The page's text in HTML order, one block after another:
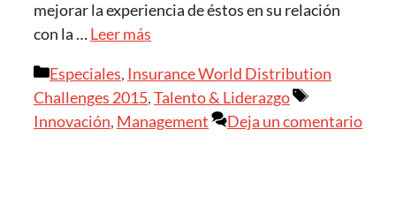
mejorar la experiencia de éstos en su relación
con la …Leer más
Categorías
Especiales, Insurance World Distribution
Challenges 2015,Talento & Liderazgo
Etiquetas
Innovación, Management Deja un comentario